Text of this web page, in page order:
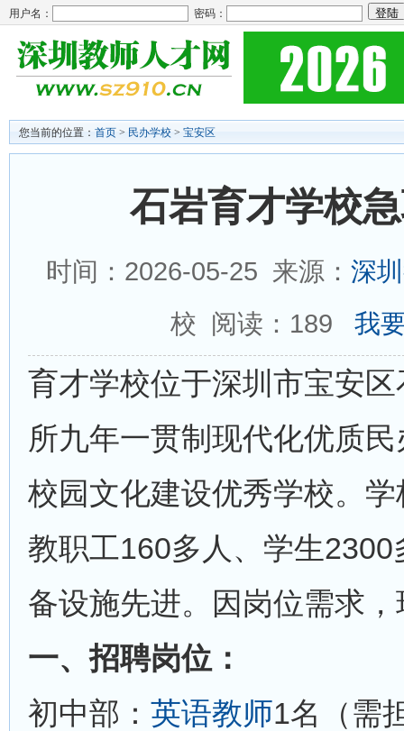
用户名： 密码：
您当前的位置： 首页 > 民办学校 > 宝安区
石岩育才学校
时间：2026-05-25 来源： 深
校 阅读： 189 我
育才学校位于深圳市宝安
所九年一贯制现代化优质
校园文化建设优秀学校。
教职工160多人、学生
备设施先进。因岗位需求
一、招聘岗位：
初中部： 英语教师1名（需